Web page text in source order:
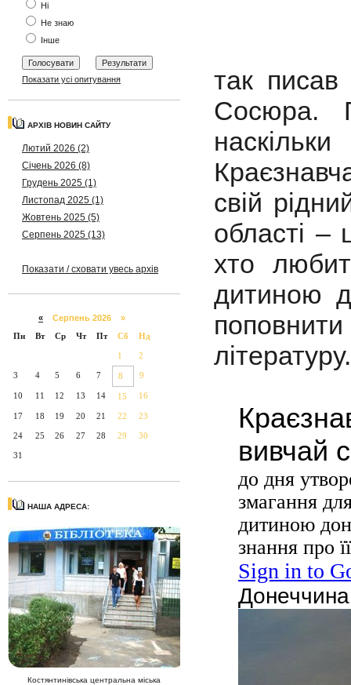
Ні
Не знаю
Інше
Показати усі опитування
АРХІВ НОВИН САЙТУ
Лютий 2026 (2)
Січень 2026 (8)
Грудень 2025 (1)
Листопад 2025 (1)
Жовтень 2025 (5)
Серпень 2025 (13)
Показати / сховати увесь архів
« Серпень 2026 »
Пн
Вт Ср Чт Пт Сб Нд
1 2
3 4 5 6 7 8 9
10 11 12 13 14 15 16
17 18 19 20 21 22 23
24 25 26 27 28 29 30
31
НАША АДРЕСА:
Костянтинівська центральна міська
так
Сосюра.
свій
області –
хто
дитиною
літературу.